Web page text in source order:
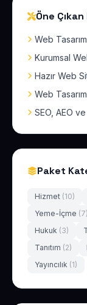
Öne
Web Tasarım
Kurumsal
Hazır Web
Web
SEO, AEO
Paket
Hizmet (10)
Yeme-İçme (7)
Hukuk (3)
Tanıtım (2)
Yayıncılık (1)